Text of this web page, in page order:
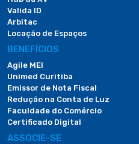
Valida ID
Arbitac
Locação de Espaços
BENEFÍCIOS
Agile MEI
Unimed Curitiba
Emissor de Nota Fiscal
Redução na Conta de Luz
Faculdade do Comércio
Certificado Digital
ASSOCIE-SE